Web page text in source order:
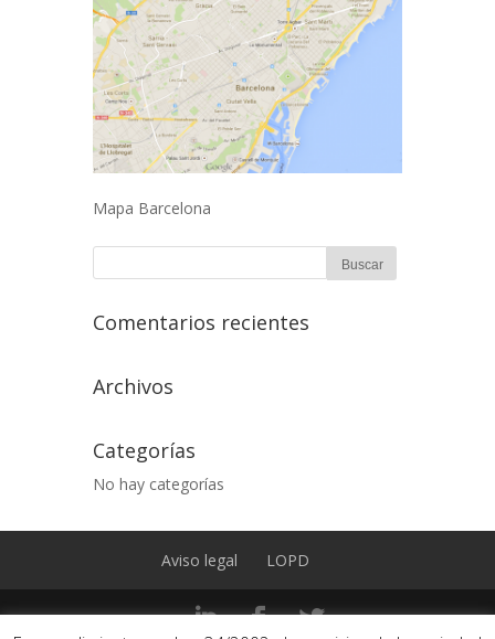
Mapa Barcelona
Comentarios recientes
Archivos
Categorías
No hay categorías
Aviso legal LOPD